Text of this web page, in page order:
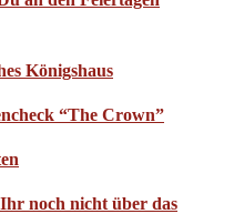
Königshaus
“The Crown”
noch nicht über das